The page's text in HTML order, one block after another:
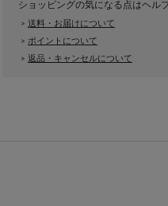
ショッピングの気になる点はヘル
> 送料・お届けについて
> ポイントについて
> 返品・キャンセルについて